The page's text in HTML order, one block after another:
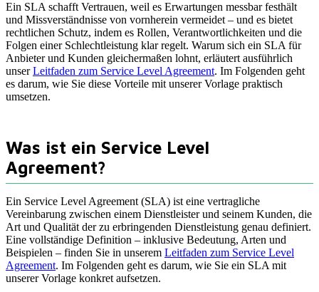
Ein SLA schafft Vertrauen, weil es Erwartungen messbar festhält
und Missverständnisse von vornherein vermeidet – und es bietet
rechtlichen Schutz, indem es Rollen, Verantwortlichkeiten und die
Folgen einer Schlechtleistung klar regelt. Warum sich ein SLA für
Anbieter und Kunden gleichermaßen lohnt, erläutert ausführlich
unserLeitfaden zum Service Level Agreement. Im Folgenden geht
es darum, wie Sie diese Vorteile mit unserer Vorlage praktisch
umsetzen.
Was ist ein Service Level
Agreement?
Ein Service Level Agreement (SLA) ist eine vertragliche
Vereinbarung zwischen einem Dienstleister und seinem Kunden, die
Art und Qualität der zu erbringenden Dienstleistung genau definiert.
Eine vollständige Definition – inklusive Bedeutung, Arten und
Beispielen – finden Sie in unserem Leitfaden zum Service Level
Agreement. Im Folgenden geht es darum, wie Sie ein SLA mit
unserer Vorlage konkret aufsetzen.